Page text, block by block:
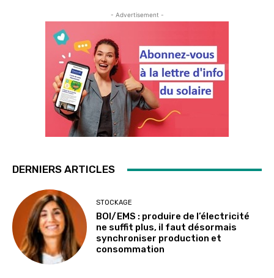
- Advertisement -
DERNIERS ARTICLES
STOCKAGE
BOI/EMS : produire de l’électricité
ne suffit plus, il faut désormais
synchroniser production et
consommation